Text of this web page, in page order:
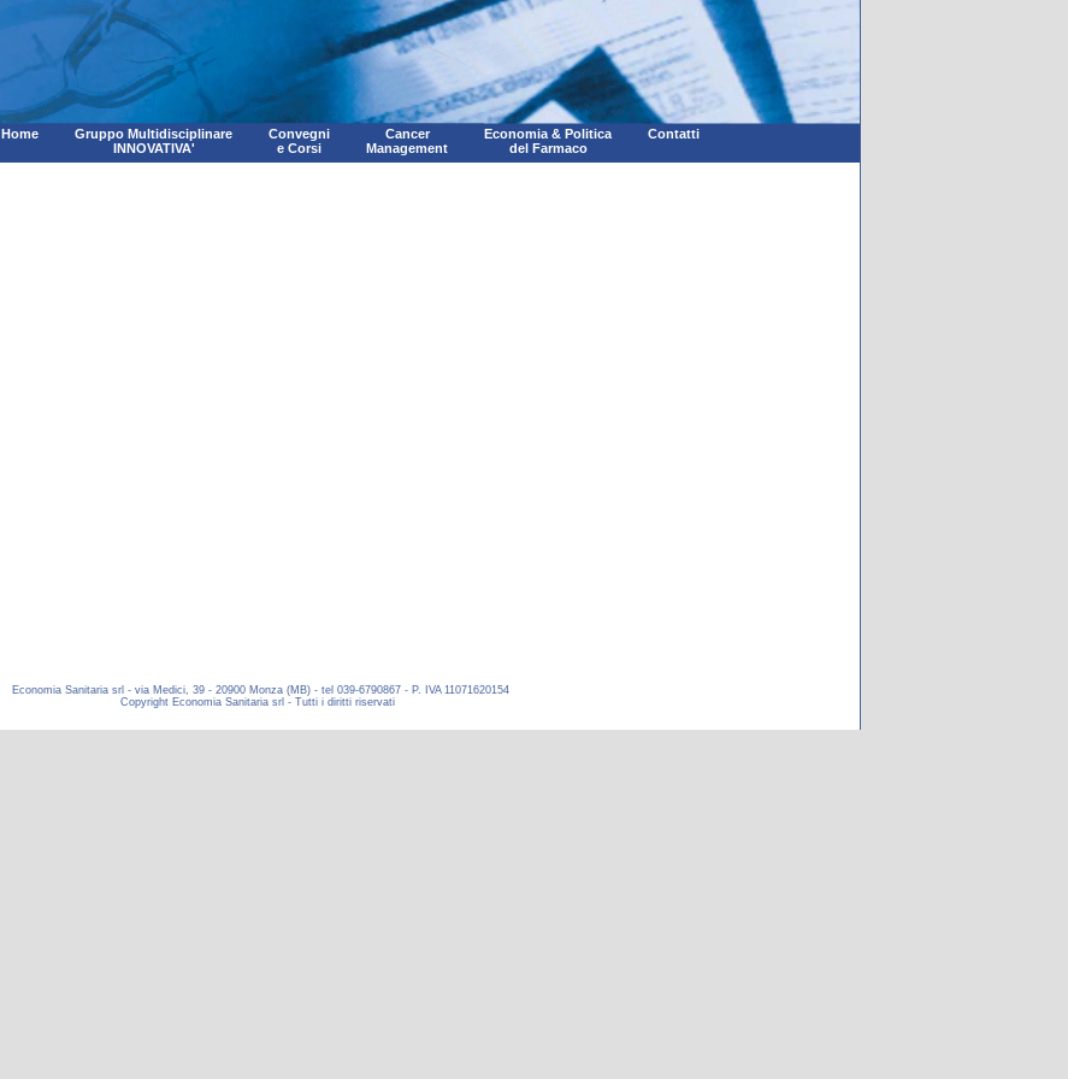
Home
Gruppo Multidisciplinare
INNOVATIVA'
Convegni
e Corsi
Cancer
Management
Economia & Politica
del Farmaco
Contatti
Economia Sanitaria srl - via Medici, 39 - 20900 Monza (MB) - tel 039-6790867 - P. IVA 11071620154
Copyright Economia Sanitaria srl - Tutti i diritti riservati